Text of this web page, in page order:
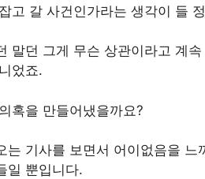
고 갈 사건인가라는 생각이 들
말던 그게 무슨 상관이라고 계
었죠.
혹을 만들어냈을까요?
는 기사를 보면서 어이없음을
일 뿐입니다.